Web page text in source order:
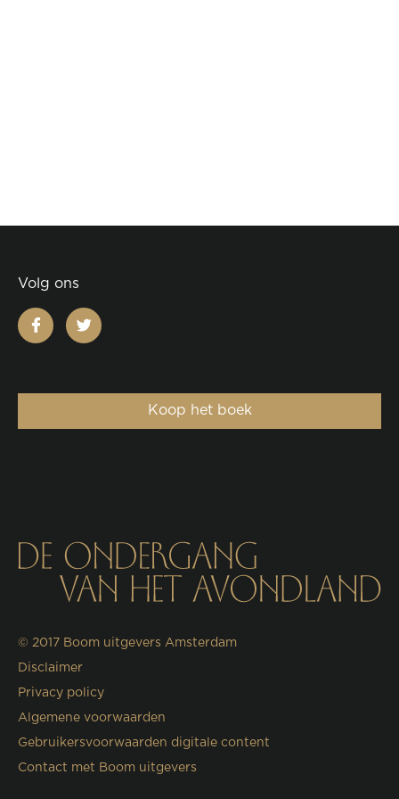
Volg ons
facebooktwitter
Koop het boek
© 2017 Boom uitgevers Amsterdam
Disclaimer
Privacy policy
Algemene voorwaarden
Gebruikersvoorwaarden digitale content
Contact met Boom uitgevers